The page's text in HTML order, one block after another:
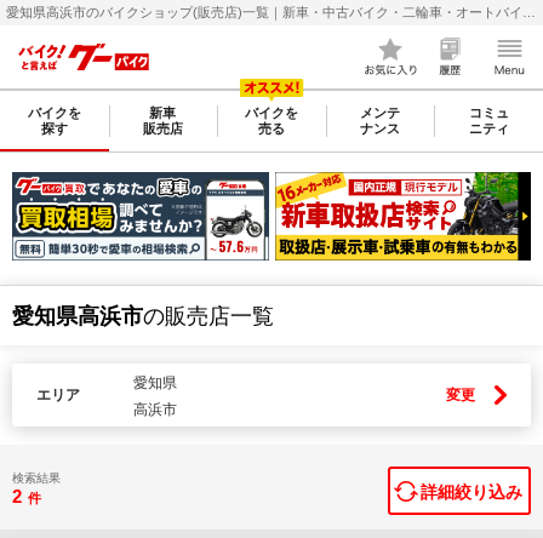
バイクを
探す
新車
販売店
バイクを
売る
メンテ
ナンス
コミュ
ニティ
愛知県高浜市の販売店一覧
エリア
愛知県
高浜市
変更
検索結果
2 件 詳細絞り込み